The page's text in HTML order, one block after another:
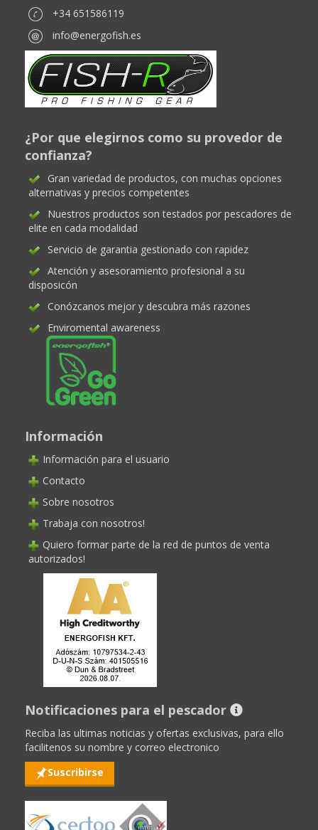
+34 651586119
info@energofish.es
¿Por que elegirnos como su provedor de
confianza?
Gran variedad de productos, con muchas opciones
alternativas y precios competentes
Nuestros productos son testados por pescadores de
elite en cada modalidad
Servicio de garantia gestionado con rapidez
Atención y asesoramiento profesional a su
disposicón
Conózcanos mejor y descubra más razones
Enviromental awareness
Información
Información para el usuario
Contacto
Sobre nosotros
Trabaja con nosotros!
Quiero formar parte de la red de puntos de venta
autorizados!
Notificaciones para el pescador
Reciba las ultimas noticias y ofertas exclusivas, para ello
facilitenos su nombre y correo electronico
Suscribirse